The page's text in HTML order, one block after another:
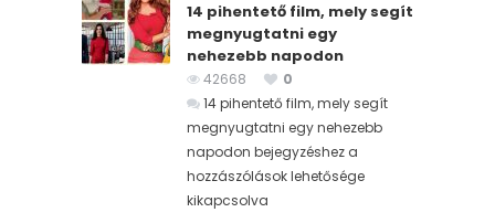
14 pihentető film, mely segít
megnyugtatni egy
nehezebb napodon
42668
0
14 pihentető film, mely segít
megnyugtatni egy nehezebb
napodon bejegyzéshez a
hozzászólások lehetősége
kikapcsolva